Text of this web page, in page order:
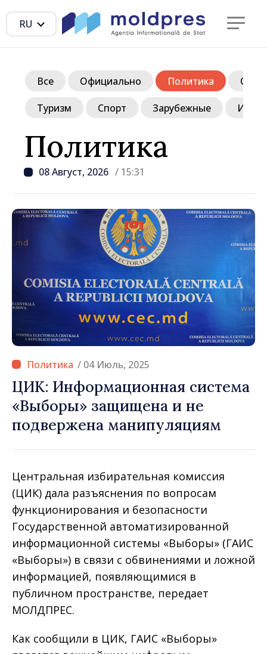
RU
Политика
08 Август, 2026 / 15:31
Все Официально Политика
Туризм Спорт Зарубежные
/ 04 Июль, 2025
ЦИК: Информационная система
«Выборы» защищена и не
подвержена манипуляциям
Центральная избирательная комиссия
(ЦИК) дала разъяснения по вопросам
функционирования и безопасности
Государственной автоматизированной
информационной системы «Выборы» (ГАИС
«Выборы») в связи с обвинениями и ложной
информацией, появляющимися в
публичном пространстве, передает
МОЛДПРЕС.
Как сообщили в ЦИК, ГАИС «Выборы»